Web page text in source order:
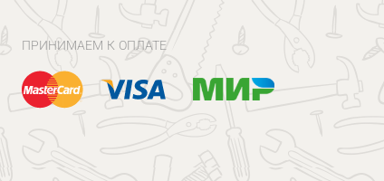
ПРИНИМАЕМ К ОПЛАТЕ